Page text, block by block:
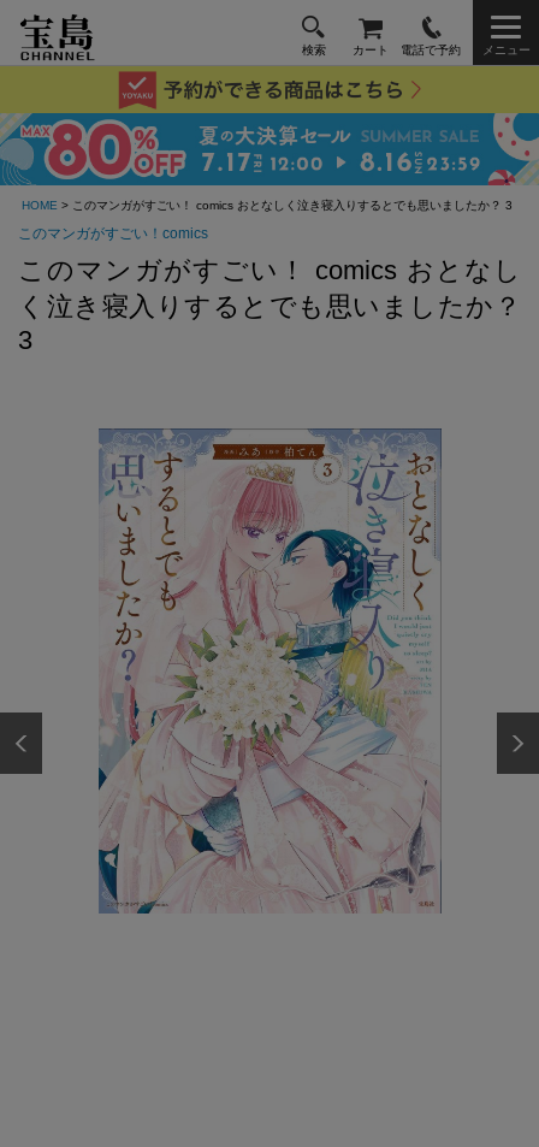
検索 カート 電話で予約 メニュー
HOME > このマンガがすごい！ comics おとなしく泣き寝入りするとでも思いましたか？ 3
このマンガがすごい！comics
このマンガがすごい！ comics おとなし
く泣き寝入りするとでも思いましたか？
3